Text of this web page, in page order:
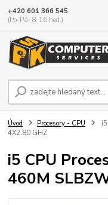
+420 601 366 545
(Po-Pá, 8-16 hod.)
Úvod Procesory - CPU
4X2.80 GHZ
i5 CPU
460M